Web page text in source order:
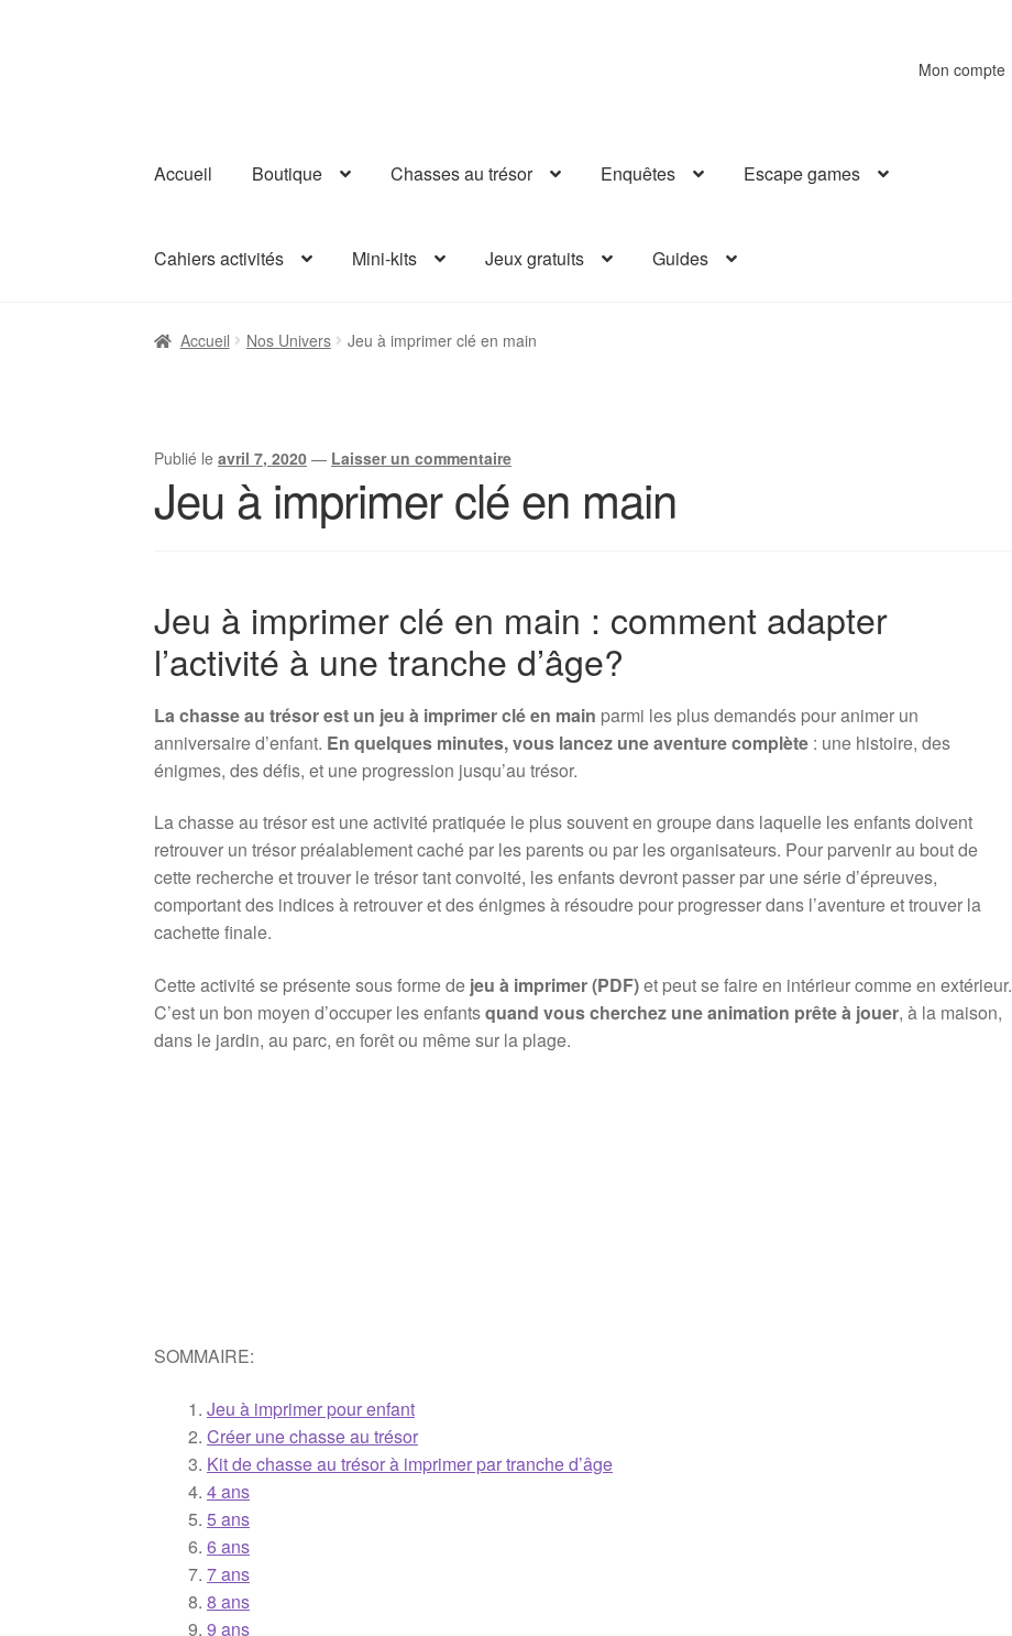
Mon compte
Accueil Boutique Chasses au trésor Enquêtes Escape games
Cahiers activités Mini-kits Jeux gratuits Guides
Accueil Nos Univers Jeu à imprimer clé en main
Publié leavril 7, 2020 — Laisser un commentaire
Jeu à imprimer clé en main
Jeu à imprimer clé en main : comment adapter
l’activité à une tranche d’âge?
La chasse au trésor est un jeu à imprimer clé en main parmi les plus demandés pour animer un
anniversaire d’enfant. En quelques minutes, vous lancez une aventure complète : une histoire, des
énigmes, des défis, et une progression jusqu’au trésor.
La chasse au trésor est une activité pratiquée le plus souvent en groupe dans laquelle les enfants doivent
retrouver un trésor préalablement caché par les parents ou par les organisateurs. Pour parvenir au bout de
cette recherche et trouver le trésor tant convoité, les enfants devront passer par une série d’épreuves,
comportant des indices à retrouver et des énigmes à résoudre pour progresser dans l’aventure et trouver la
cachette finale.
Cette activité se présente sous forme de jeu à imprimer (PDF)et peut se faire en intérieur comme en extérieur.
C’est un bon moyen d’occuper les enfantsquand vous cherchez une animation prête à jouer, à la maison,
dans le jardin, au parc, en forêt ou même sur la plage.
SOMMAIRE:
Jeu à imprimer pour enfant
Créer une chasse au trésor
Kit de chasse au trésor à imprimer par tranche d’âge
4 ans
5 ans
6 ans
7 ans
8 ans
9 ans